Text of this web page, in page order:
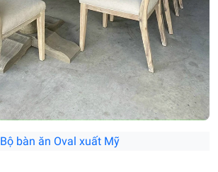
Bộ bàn ăn Oval xuất Mỹ